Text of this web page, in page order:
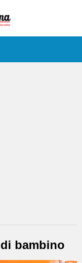
bambino